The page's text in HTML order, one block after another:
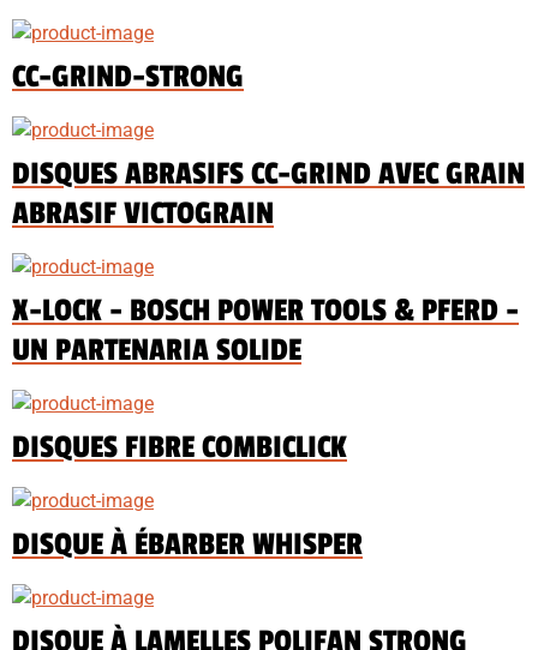
CC-GRIND-STRONG
DISQUES ABRASIFS CC-GRIND AVEC GRAIN
ABRASIF VICTOGRAIN
X-LOCK - BOSCH POWER TOOLS & PFERD -
UN PARTENARIA SOLIDE
DISQUES FIBRE COMBICLICK
DISQUE À ÉBARBER WHISPER
DISQUE À LAMELLES POLIFAN STRONG